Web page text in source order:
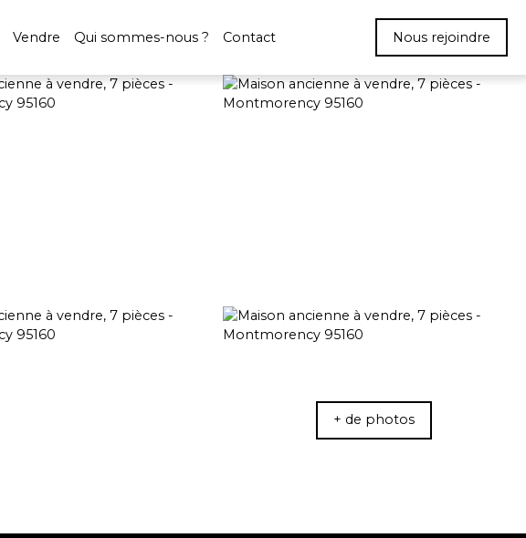
Vendre Qui sommes-nous ? Contact Nous rejoindre
+ de photos